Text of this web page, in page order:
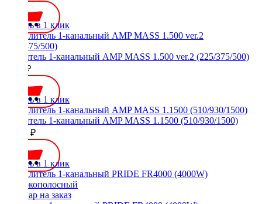
Купить в 1 клик
Усилитель 1-канальный AMP MASS 1.500 ver.2 (225/375/500)
5400 ₽
Купить в 1 клик
Усилитель 1-канальный AMP MASS 1.1500 (510/930/1500)
11500 ₽
Купить в 1 клик